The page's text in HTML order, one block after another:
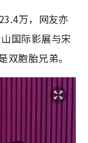
万，网友亦
国际影展与宋
胞胎兄弟。